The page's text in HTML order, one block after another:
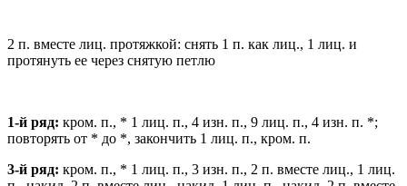
2 п. вместе лиц. протяжкой: снять 1 п. как лиц., 1 лиц. и
протянуть ее через снятую петлю
1-й ряд: кром. п., * 1 лиц. п., 4 изн. п., 9 лиц. п., 4 изн. п. *;
повторять от * до *, закончить 1 лиц. п., кром. п.
3-й ряд: кром. п., * 1 лиц. п., 3 изн. п., 2 п. вместе лиц., 1 лиц.